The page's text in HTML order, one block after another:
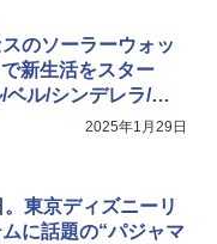
のソーラーウォッ
新生活をスター
ル/シンデレラ/ア
2025年1月29日
東京ディズニーリ
に話題の“パジャマ